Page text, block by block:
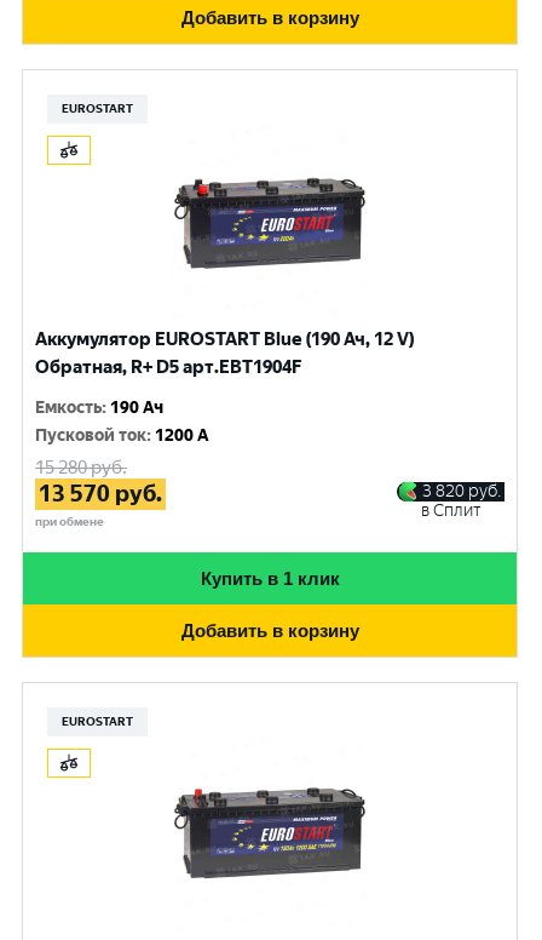
Добавить в корзину
EUROSTART
Аккумулятор EUROSTART Blue (190 Ач, 12 V)
Обратная, R+ D5 арт.EBT1904F
Емкость: 190 Ач
Пусковой ток: 1200 A
15 280руб.
13 570 руб.
при обмене
3 820 руб.
в Сплит
Купить в 1 клик
Добавить в корзину
EUROSTART